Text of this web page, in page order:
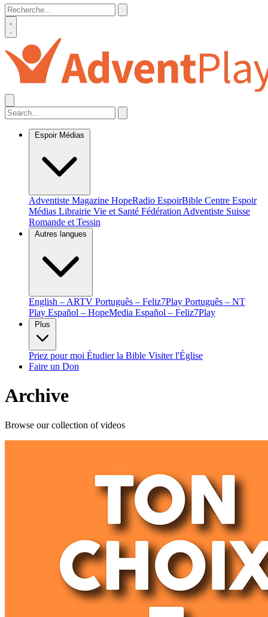
Espoir Médias
Adventiste Magazine HopeRadio EspoirBible Centre Espoir
Médias Librairie Vie et Santé Fédération Adventiste Suisse
Romande et Tessin
Autres langues
English – ARTV Português – Feliz7Play Português – NT
Play Español – HopeMedia Español – Feliz7Play
Plus
Priez pour moi Étudier la Bible Visiter l'Église
Faire un Don
Archive
Browse our collection of videos